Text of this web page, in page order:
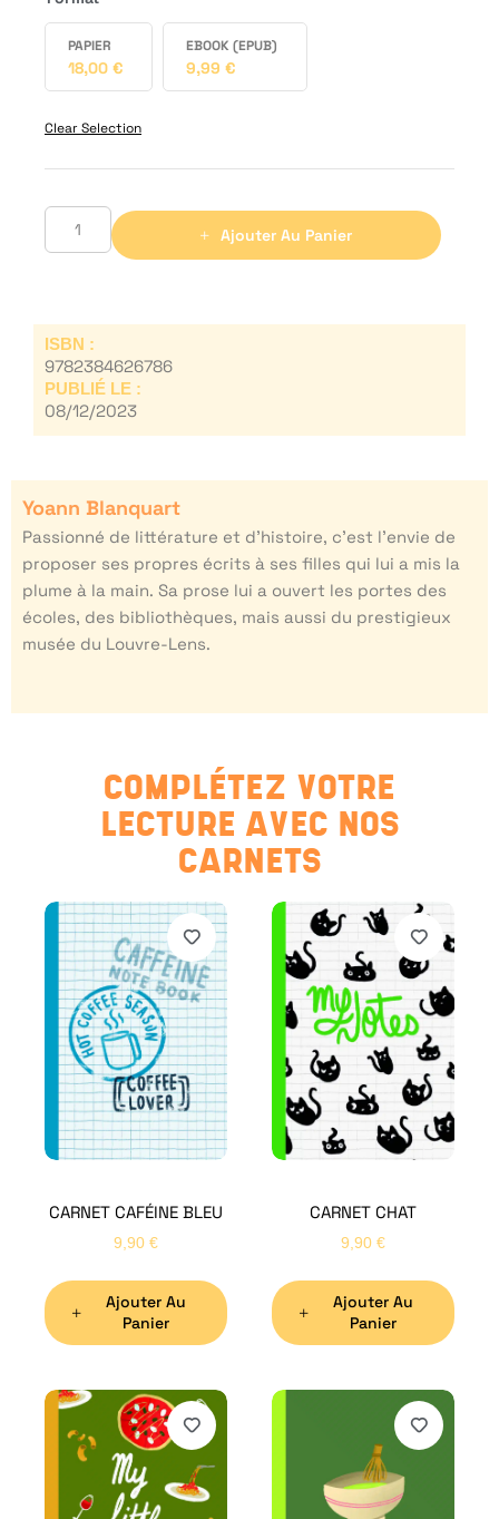
PAPIER
18,00 €
EBOOK (EPUB)
9,99 €
Clear Selection
Ajouter Au Panier
ISBN :
9782384626786
PUBLIÉ LE :
08/12/2023
Yoann Blanquart
Passionné de littérature et d’histoire, c’est l’envie de
proposer ses propres écrits à ses filles qui lui a mis la
plume à la main. Sa prose lui a ouvert les portes des
écoles, des bibliothèques, mais aussi du prestigieux
musée du Louvre-Lens.
COMPLÉTEZ VOTRE
LECTURE AVEC NOS
CARNETS
CARNET CAFÉINE BLEU
9,90 €
Ajouter Au
Panier
CARNET CHAT
9,90 €
Ajouter Au
Panier